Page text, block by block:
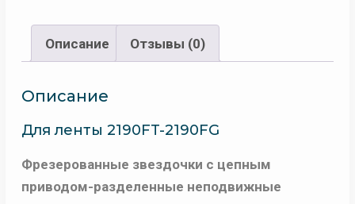
Описание Отзывы (0)
Описание
Для ленты 2190FT-2190FG
Фрезерованные звездочки с цепным
приводом-разделенные неподвижные